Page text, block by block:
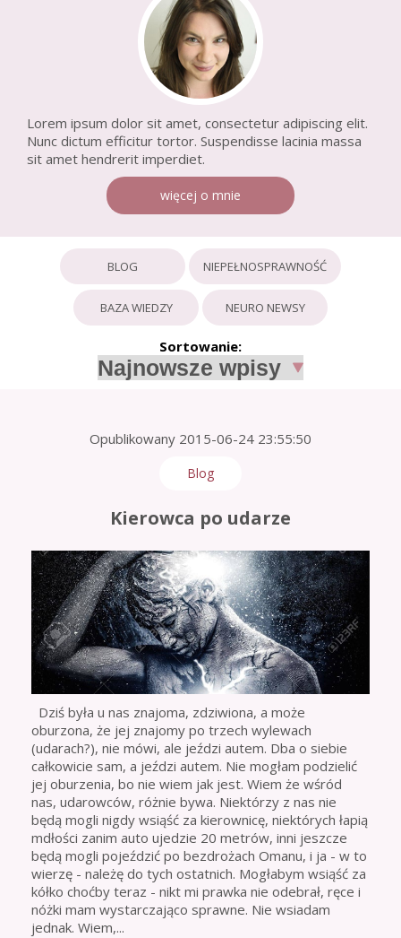
Lorem ipsum dolor sit amet, consectetur adipiscing elit.
Nunc dictum efficitur tortor. Suspendisse lacinia massa
sit amet hendrerit imperdiet.
więcej o mnie
Sortowanie:
BLOG NIEPEŁNOSPRAWNOŚĆ
BAZA WIEDZY NEURO NEWSY
Opublikowany 2015-06-24 23:55:50
Blog
Kierowca po udarze
Dziś była u nas znajoma, zdziwiona, a może
oburzona, że jej znajomy po trzech wylewach
(udarach?), nie mówi, ale jeździ autem. Dba o siebie
całkowicie sam, a jeździ autem. Nie mogłam podzielić
jej oburzenia, bo nie wiem jak jest. Wiem że wśród
nas, udarowców, różnie bywa. Niektórzy z nas nie
będą mogli nigdy wsiąść za kierownicę, niektórych łapią
mdłości zanim auto ujedzie 20 metrów, inni jeszcze
będą mogli pojeździć po bezdrożach Omanu, i ja - w to
wierzę - należę do tych ostatnich. Mogłabym wsiąść za
kółko choćby teraz - nikt mi prawka nie odebrał, ręce i
nóżki mam wystarczająco sprawne. Nie wsiadam
jednak. Wiem,...